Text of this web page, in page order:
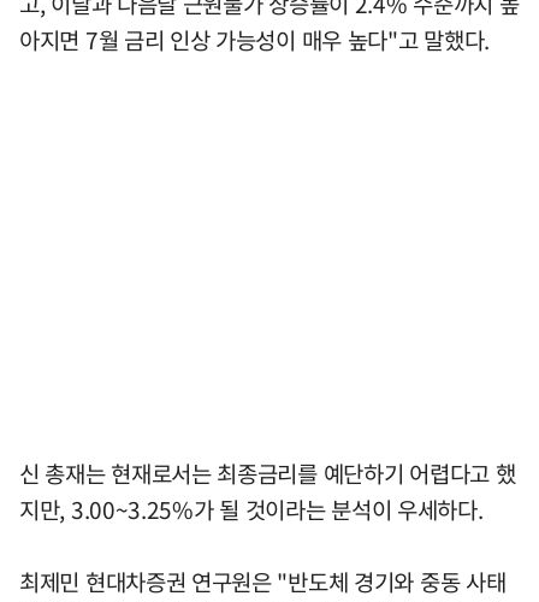
아지면 7월 금리 인상 가능성이 매우 높다"고 말했다.
신 총재는 현재로서는 최종금리를 예단하기 어렵다고 했
지만, 3.00~3.25%가 될 것이라는 분석이 우세하다.
최제민 현대차증권 연구원은 "반도체 경기와 중동 사태